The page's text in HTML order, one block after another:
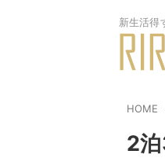
新生活得
HOME
2